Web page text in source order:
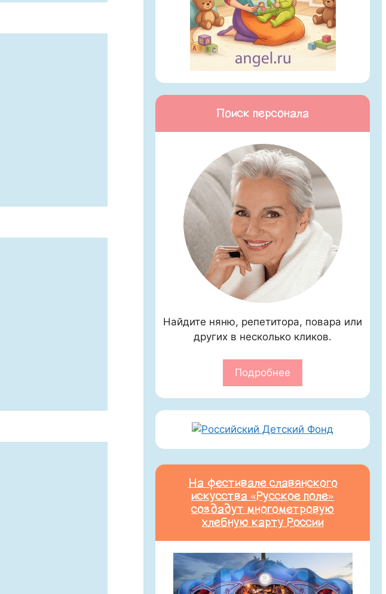
Поиск персонала
Найдите няню, репетитора, повара или
других в несколько кликов.
Подробнее
На фестивале славянского
искусства «Русское поле»
создадут многометровую
хлебную карту России